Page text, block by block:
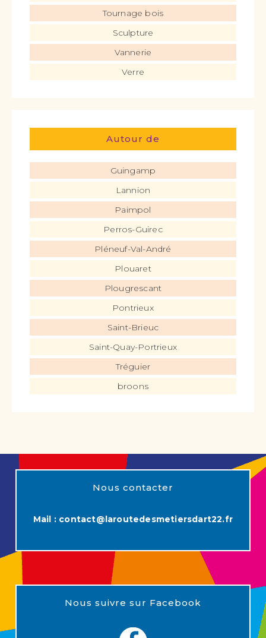
Tournage bois
Sculpture
Vannerie
Verre
Autour de
Guingamp
Lannion
Paimpol
Perros-Guirec
Pléneuf-Val-André
Plouaret
Plougrescant
Pontrieux
Saint-Brieuc
Saint-Quay-Portrieux
Tréguier
broons
Nous contacter
Mail : contact@laroutedesmetiersdart22.fr
Nous suivre sur Facebook